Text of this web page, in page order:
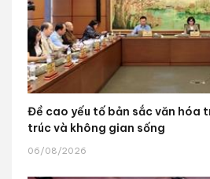
Đề cao yếu tố bản sắc văn hóa
trúc và không gian sống
06/08/2026